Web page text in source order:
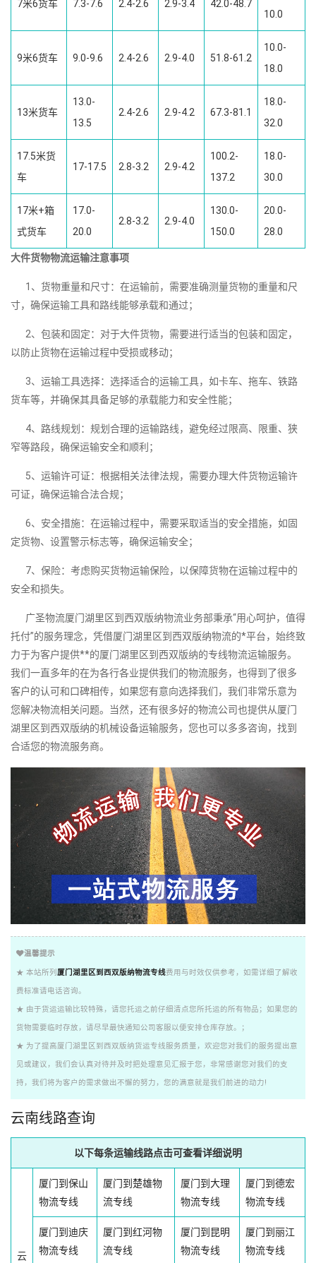
7米6货车 7.3-7.6 2.4-2.6 2.9-3.4
42.0-48.7
10.0
9米6货车 9.0-9.6 2.4-2.6 2.9-4.0 51.8-61.2
10.0-
18.0
13米货车
13.0-
13.5
2.4-2.6 2.9-4.2 67.3-81.1
18.0-
32.0
17.5米货
车
17-17.5 2.8-3.2 2.9-4.2
100.2-
137.2
18.0-
30.0
17米+箱
式货车
17.0-
20.0
2.8-3.2 2.9-4.0
130.0-
150.0
20.0-
28.0
大件货物物流运输注意事项
1、货物重量和尺寸：在运输前，需要准确测量货物的重量和尺
寸，确保运输工具和路线能够承载和通过；
2、包装和固定：对于大件货物，需要进行适当的包装和固定，
以防止货物在运输过程中受损或移动；
3、运输工具选择：选择适合的运输工具，如卡车、拖车、铁路
货车等，并确保其具备足够的承载能力和安全性能；
4、路线规划：规划合理的运输路线，避免经过限高、限重、狭
窄等路段，确保运输安全和顺利；
5、运输许可证：根据相关法律法规，需要办理大件货物运输许
可证，确保运输合法合规；
6、安全措施：在运输过程中，需要采取适当的安全措施，如固
定货物、设置警示标志等，确保运输安全；
7、保险：考虑购买货物运输保险，以保障货物在运输过程中的
安全和损失。
广圣物流厦门湖里区到西双版纳物流业务部秉承“用心呵护，值得
托付”的服务理念，凭借厦门湖里区到西双版纳物流的*平台，始终致
力于为客户提供**的厦门湖里区到西双版纳的专线物流运输服务。
我们一直多年的在为各行各业提供我们的物流服务，也得到了很多
客户的认可和口碑相传，如果您有意向选择我们，我们非常乐意为
您解决物流相关问题。当然，还有很多好的物流公司也提供从厦门
湖里区到西双版纳的机械设备运输服务，您也可以多多咨询，找到
合适您的物流服务商。
温馨提示
★ 本站所列 厦门湖里区到西双版纳物流专线费用与时效仅供参考，如需详细了解收
费标准请电话咨询。
★ 由于货运运输比较特殊，请您托运之前仔细清点您所托运的所有物品；如果您的
货物需要临时存放，请尽早最快通知公司客服以便安排仓库存放。；
★ 为了提高厦门湖里区到西双版纳货运专线服务质量，欢迎您对我们的服务提出意
见或建议，我们会认真对待并及时把处理意见汇报于您，非常感谢您对我们的支
持，我们将为客户的需求做出不懈的努力，您的满意就是我们前进的动力!
云南线路查询
以下每条运输线路点击可查看详细说明
云
厦门到保山
物流专线
厦门到楚雄物
流专线
厦门到大理
物流专线
厦门到德宏
物流专线
厦门到迪庆
物流专线
厦门到红河物
流专线
厦门到昆明
物流专线
厦门到丽江
物流专线